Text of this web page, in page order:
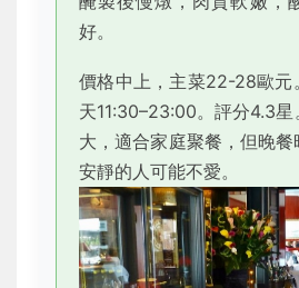
好。
價格中上，主菜22-28歐元
天11:30–23:00。評分4.3
大，適合家庭聚餐，但晚
安靜的人可能不愛。